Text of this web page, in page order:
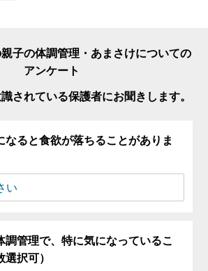
親子の体調管理・あまさけについての
アンケート
されている保護者にお聞きします。
なると食欲が落ちることがありま
調管理で、特に気になっているこ
選択可）